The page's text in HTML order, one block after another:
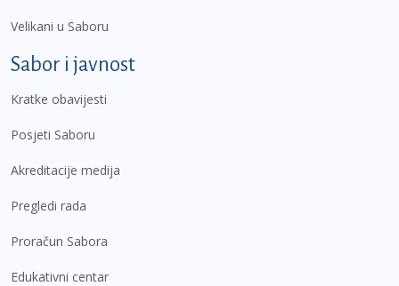
Velikani u Saboru
Sabor i javnost
Kratke obavijesti
Posjeti Saboru
Akreditacije medija
Pregledi rada
Proračun Sabora
Edukativni centar